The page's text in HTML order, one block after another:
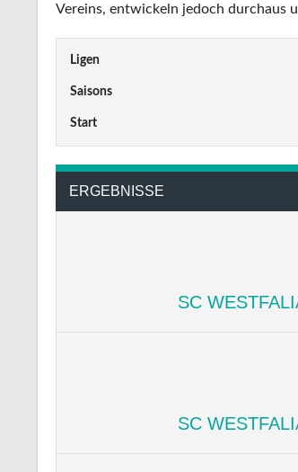
Vereins, entwickeln jedoch durchaus
Ligen
Saisons
Start
ERGEBNISSE
SC
SC